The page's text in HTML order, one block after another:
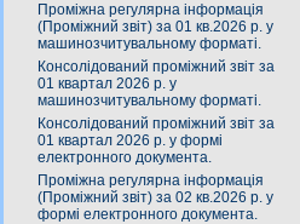
Проміжна регулярна інформація
(Проміжний звіт) за 01 кв.2026 р. у
машинозчитувальному форматі.
Консолідований проміжний звіт за
01 квартал 2026 р. у
машинозчитувальному форматі.
Консолідований проміжний звіт за
01 квартал 2026 р. у формі
електронного документа.
Проміжна регулярна інформація
(Проміжний звіт) за 02 кв.2026 р. у
формі електронного документа.